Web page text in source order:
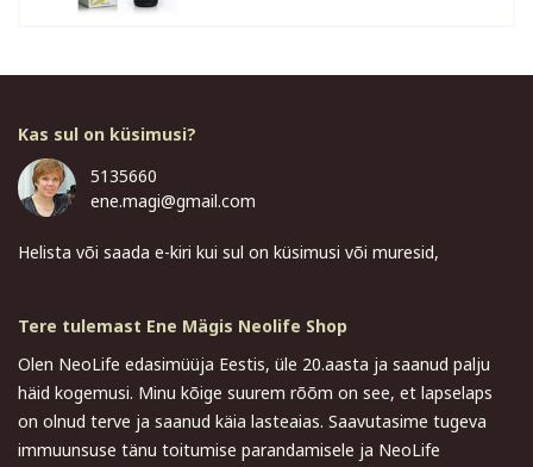
Kas sul on küsimusi?
5135660
ene.magi@gmail.com
Helista või saada e-kiri kui sul on küsimusi või muresid,
Tere tulemast Ene Mägis Neolife Shop
Olen NeoLife edasimüüja Eestis, üle 20.aasta ja saanud palju
häid kogemusi. Minu kõige suurem rõõm on see, et lapselaps
on olnud terve ja saanud käia lasteaias. Saavutasime tugeva
immuunsuse tänu toitumise parandamisele ja NeoLife